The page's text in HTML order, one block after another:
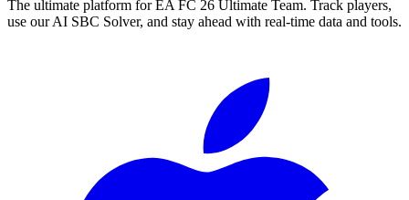
The ultimate platform for EA FC 26 Ultimate Team. Track players,
use our AI SBC Solver, and stay ahead with real-time data and tools.